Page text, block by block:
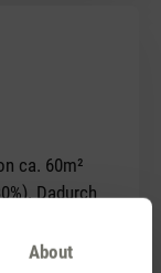
About
ca. 60m²
Dadurch
mit